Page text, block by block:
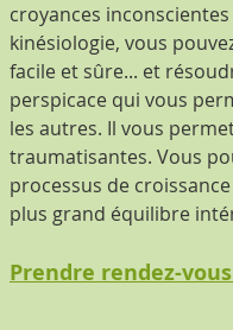
croyances
kinésiologie, vous
facile et sûre... et
perspicace qui vous
les autres. Il vous
traumatisantes. Vous
processus de
plus grand équilibre
Prendre rendez-